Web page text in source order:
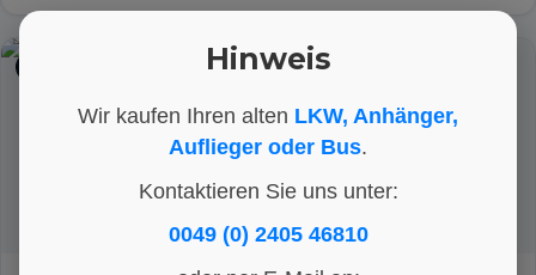
Hinweis
Wir kaufen Ihren alten LKW, Anhänger,
Auflieger oder Bus.
Kontaktieren Sie uns unter:
0049 (0) 2405 46810